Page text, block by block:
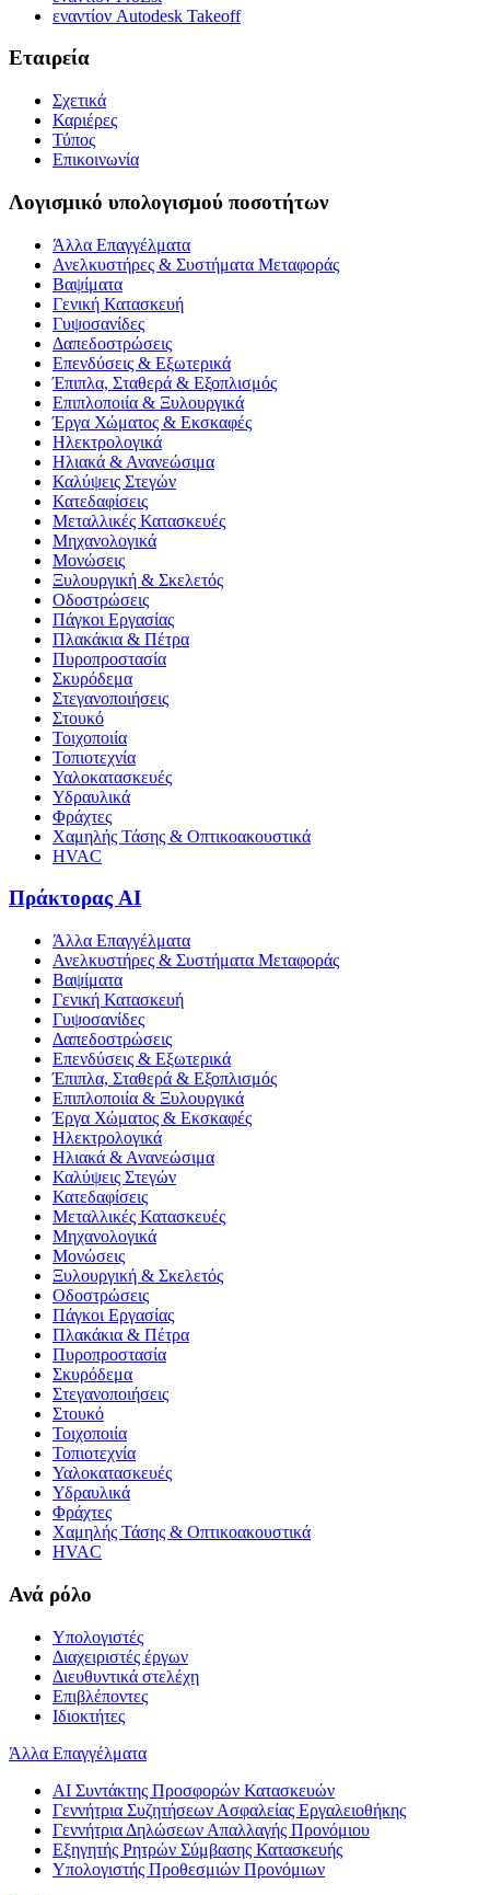
εναντίον Autodesk Takeoff
Εταιρεία
Σχετικά
Καριέρες
Τύπος
Επικοινωνία
Λογισμικό υπολογισμού ποσοτήτων
Άλλα Επαγγέλματα
Ανελκυστήρες & Συστήματα Μεταφοράς
Βαψίματα
Γενική Κατασκευή
Γυψοσανίδες
Δαπεδοστρώσεις
Επενδύσεις & Εξωτερικά
Έπιπλα, Σταθερά & Εξοπλισμός
Επιπλοποιία & Ξυλουργικά
Έργα Χώματος & Εκσκαφές
Ηλεκτρολογικά
Ηλιακά & Ανανεώσιμα
Καλύψεις Στεγών
Κατεδαφίσεις
Μεταλλικές Κατασκευές
Μηχανολογικά
Μονώσεις
Ξυλουργική & Σκελετός
Οδοστρώσεις
Πάγκοι Εργασίας
Πλακάκια & Πέτρα
Πυροπροστασία
Σκυρόδεμα
Στεγανοποιήσεις
Στουκό
Τοιχοποιία
Τοπιοτεχνία
Υαλοκατασκευές
Υδραυλικά
Φράχτες
Χαμηλής Τάσης & Οπτικοακουστικά
HVAC
Πράκτορας AI
Άλλα Επαγγέλματα
Ανελκυστήρες & Συστήματα Μεταφοράς
Βαψίματα
Γενική Κατασκευή
Γυψοσανίδες
Δαπεδοστρώσεις
Επενδύσεις & Εξωτερικά
Έπιπλα, Σταθερά & Εξοπλισμός
Επιπλοποιία & Ξυλουργικά
Έργα Χώματος & Εκσκαφές
Ηλεκτρολογικά
Ηλιακά & Ανανεώσιμα
Καλύψεις Στεγών
Κατεδαφίσεις
Μεταλλικές Κατασκευές
Μηχανολογικά
Μονώσεις
Ξυλουργική & Σκελετός
Οδοστρώσεις
Πάγκοι Εργασίας
Πλακάκια & Πέτρα
Πυροπροστασία
Σκυρόδεμα
Στεγανοποιήσεις
Στουκό
Τοιχοποιία
Τοπιοτεχνία
Υαλοκατασκευές
Υδραυλικά
Φράχτες
Χαμηλής Τάσης & Οπτικοακουστικά
HVAC
Ανά ρόλο
Υπολογιστές
Διαχειριστές έργων
Διευθυντικά στελέχη
Επιβλέποντες
Ιδιοκτήτες
Άλλα Επαγγέλματα
AI Συντάκτης Προσφορών Κατασκευών
Γεννήτρια Συζητήσεων Ασφαλείας Εργαλειοθήκης
Γεννήτρια Δηλώσεων Απαλλαγής Προνόμιου
Εξηγητής Ρητρών Σύμβασης Κατασκευής
Υπολογιστής Προθεσμιών Προνόμιων